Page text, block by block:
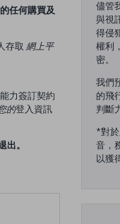
任何購買及
存取 網上平
力簽訂契約
的登入資訊
出。
儘管
與視
得侵
權利
密。
我們
的飛
判斷
*對
音，
以獲